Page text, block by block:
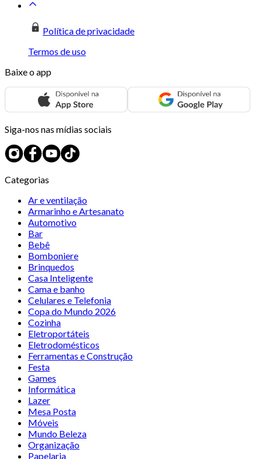
Política de privacidade
Termos de uso
Baixe o app
Siga-nos nas mídias sociais
Categorias
Ar e ventilação
Armarinho e Artesanato
Automotivo
Bar
Bebê
Bomboniere
Brinquedos
Casa Inteligente
Cama e banho
Celulares e Telefonia
Copa do Mundo 2026
Cozinha
Eletroportáteis
Eletrodomésticos
Ferramentas e Construção
Festa
Games
Informática
Lazer
Mesa Posta
Móveis
Mundo Beleza
Organização
Papelaria